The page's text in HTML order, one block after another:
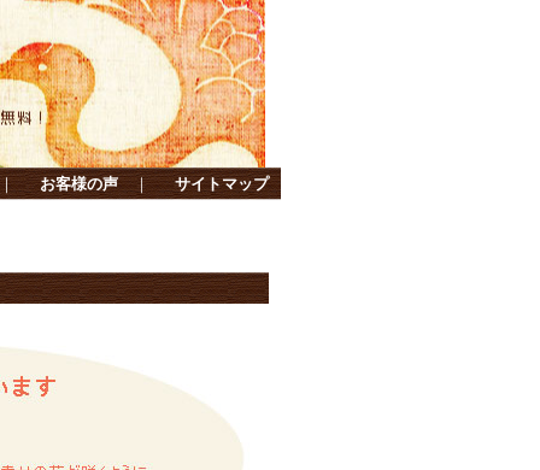
お客様の声 ｜ サイトマップ